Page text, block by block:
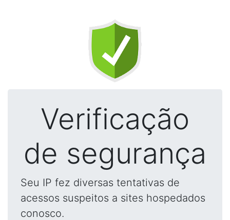
Verificação
de segurança
Seu IP fez diversas tentativas de
acessos suspeitos a sites hospedados
conosco.